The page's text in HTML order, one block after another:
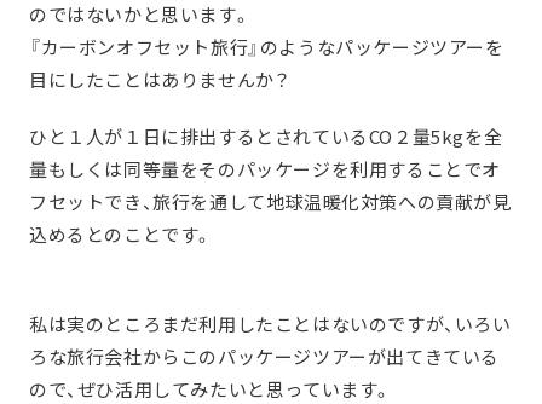
のではないかと思います。
『カーボンオフセット旅行』のようなパッケージツアーを
目にしたことはありませんか？
ひと１人が１日に排出するとされているCO２量5kgを全
量もしくは同等量をそのパッケージを利用することでオ
フセットでき、旅行を通して地球温暖化対策への貢献が見
込めるとのことです。
私は実のところまだ利用したことはないのですが、いろい
ろな旅行会社からこのパッケージツアーが出てきている
ので、ぜひ活用してみたいと思っています。